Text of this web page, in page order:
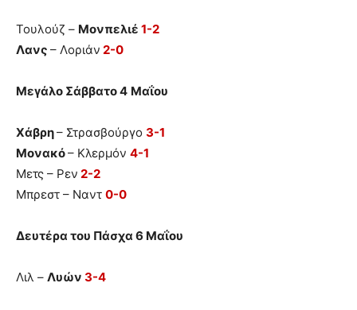
Τουλούζ – Μονπελιέ 1-2
Λανς – Λοριάν 2-0
Μεγάλο Σάββατο 4 Μαΐου
Χάβρη– Στρασβούργο 3-1
Μονακό– Κλερμόν 4-1
Μετς – Ρεν 2-2
Μπρεστ – Ναντ 0-0
Δευτέρα του Πάσχα 6 Μαΐου
Λιλ – Λυών 3-4